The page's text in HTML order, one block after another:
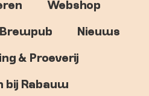
Webshop
Brewpub Nieuws
& Proeverij
bij Rabauw